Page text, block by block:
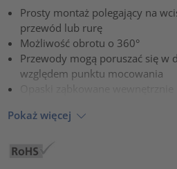
powered byUsercentrics Consent
Prosty montaż polegający na
przewód lub rurę
Możliwość obrotu o 360°
Przewody mogą poruszać się w
względem punktu mocowania
Pokaż więcej